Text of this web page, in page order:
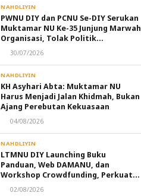
NAHDLIYIN
PWNU DIY dan PCNU Se-DIY Serukan
Muktamar NU Ke-35 Junjung Marwah
Organisasi, Tolak Politik
Transaksional dan Intervensi
Eksternal
30/07/2026
NAHDLIYIN
KH Asyhari Abta: Muktamar NU
Harus Menjadi Jalan Khidmah, Bukan
Ajang Perebutan Kekuasaan
04/08/2026
NAHDLIYIN
LTMNU DIY Launching Buku
Panduan, Web DAMANU, dan
Workshop Crowdfunding, Perkuat
Transformasi Digital Masjid NU
02/08/2026